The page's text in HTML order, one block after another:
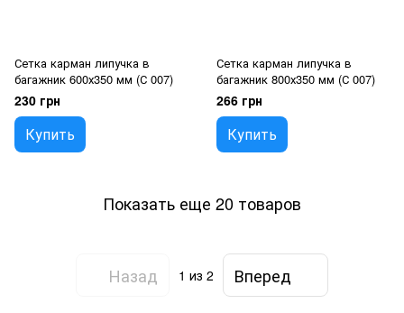
Сетка карман липучка в
багажник 600х350 мм (С 007)
230 грн
Купить
Сетка карман липучка в
багажник 800х350 мм (С 007)
266 грн
Купить
Показать еще 20 товаров
Назад 1 из 2 Вперед